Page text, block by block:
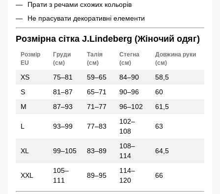
Прати з речами схожих кольорів
Не прасувати декоративні елементи
Розмірна сітка J.Lindeberg (Жіночий одяг)
Розмір
EU
Груди
(см)
Талія
(см)
Стегна
(см)
Довжина руки
(см)
XS 75–81 59–65 84–90
58,5
S
81–87 65–71 90–96
60
M
87–93 71–77 96–102 61,5
L 93–99 77–83
102–
108
63
XL 99–105 83–89
108–
114
64,5
XXL
105–
111
89–95
114–
120
66